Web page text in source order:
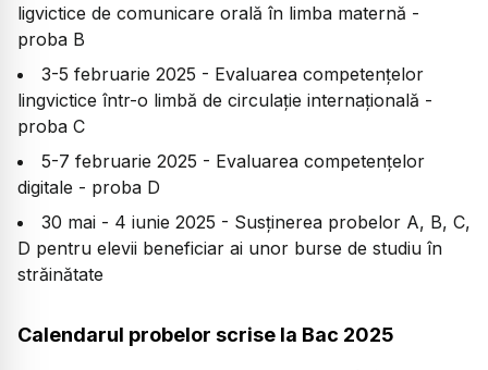
ligvictice de comunicare orală în limba maternă -
proba B
3-5 februarie 2025 - Evaluarea competențelor
lingvictice într-o limbă de circulație internațională -
proba C
5-7 februarie 2025 - Evaluarea competențelor
digitale - proba D
30 mai - 4 iunie 2025 - Susținerea probelor A, B, C,
D pentru elevii beneficiar ai unor burse de studiu în
străinătate
Calendarul probelor scrise la Bac 2025